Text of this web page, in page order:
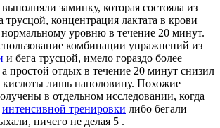
заминку, которая состояла из
трусцой, концентрация лактата в крови
нормальному уровню в течение 20 минут.
комбинации упражнений из
и бега трусцой, имело гораздо более
простой отдых в течение 20 минут снизил
кислоты лишь наполовину. Похожие
в отдельном исследовании, когда
интенсивной тренировки либо бегали
ничего не делая 5 .